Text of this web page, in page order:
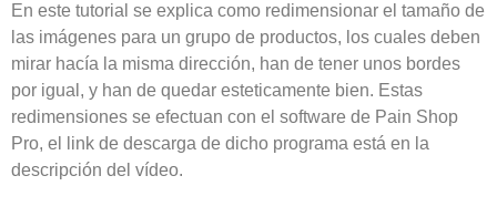
En este tutorial se explica como redimensionar el tamaño de
las imágenes para un grupo de productos, los cuales deben
mirar hacía la misma dirección, han de tener unos bordes
por igual, y han de quedar esteticamente bien. Estas
redimensiones se efectuan con el software de Pain Shop
Pro, el link de descarga de dicho programa está en la
descripción del vídeo.